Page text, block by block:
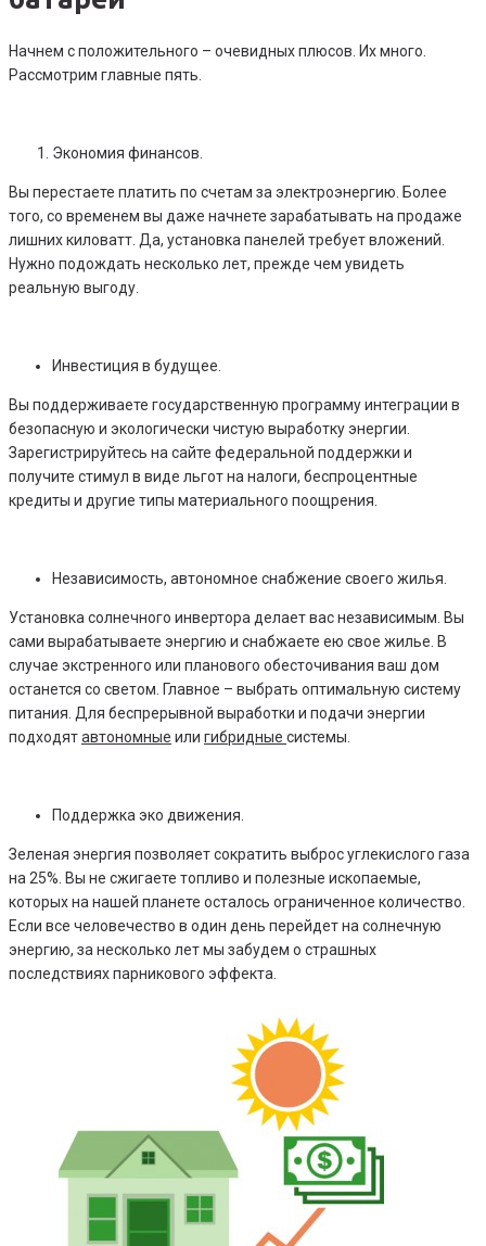
Начнем с положительного – очевидных плюсов. Их много.
Рассмотрим главные пять.
Экономия финансов.
Вы перестаете платить по счетам за электроэнергию. Более
того, со временем вы даже начнете зарабатывать на продаже
лишних киловатт. Да, установка панелей требует вложений.
Нужно подождать несколько лет, прежде чем увидеть
реальную выгоду.
Инвестиция в будущее.
Вы поддерживаете государственную программу интеграции в
безопасную и экологически чистую выработку энергии.
Зарегистрируйтесь на сайте федеральной поддержки и
получите стимул в виде льгот на налоги, беспроцентные
кредиты и другие типы материального поощрения.
Независимость, автономное снабжение своего жилья.
Установка солнечного инвертора делает вас независимым. Вы
сами вырабатываете энергию и снабжаете ею свое жилье. В
случае экстренного или планового обесточивания ваш дом
останется со светом. Главное – выбрать оптимальную систему
питания. Для беспрерывной выработки и подачи энергии
подходятавтономные или гибридные системы.
Поддержка эко движения.
Зеленая энергия позволяет сократить выброс углекислого газа
на 25%. Вы не сжигаете топливо и полезные ископаемые,
которых на нашей планете осталось ограниченное количество.
Если все человечество в один день перейдет на солнечную
энергию, за несколько лет мы забудем о страшных
последствиях парникового эффекта.